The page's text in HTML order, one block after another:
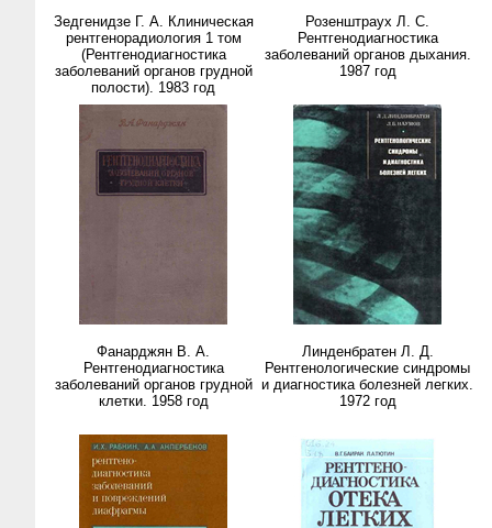
Зедгенидзе Г. А. Клиническая
рентгенорадиология 1 том
(Рентгенодиагностика
заболеваний органов грудной
полости). 1983 год
Розенштраух Л. С.
Рентгенодиагностика
заболеваний органов дыхания.
1987 год
Фанарджян В. А.
Рентгенодиагностика
заболеваний органов грудной
клетки. 1958 год
Линденбратен Л. Д.
Рентгенологические синдромы
и диагностика болезней легких.
1972 год